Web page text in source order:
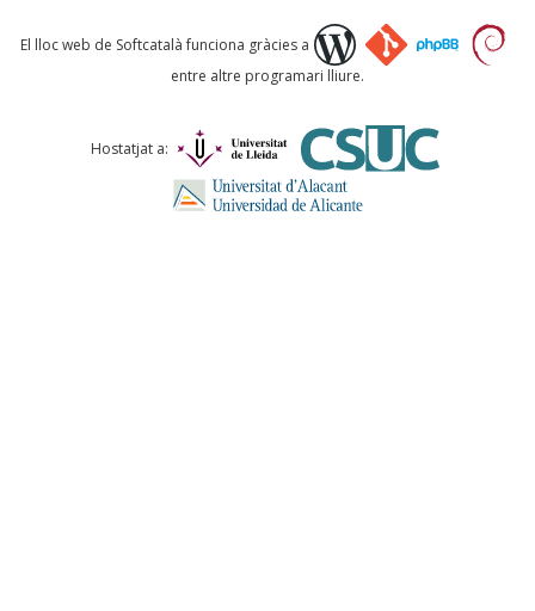
Què proposeu?
Comentari *
El lloc web de Softcatalà funciona gràcies a
entre altre programari lliure.
Hostatjat a: